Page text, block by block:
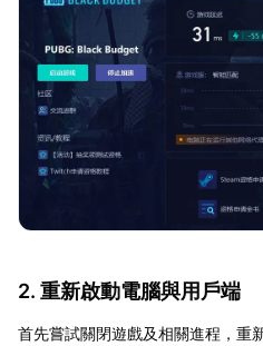
2. 重新啟動電腦與用戶端
首先嘗試關閉遊戲及相關進程，重